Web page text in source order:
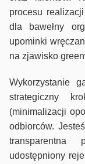
procesu
dla bawełny
upominki
na zjawisko
Wykorzystanie
strategiczny
(minimalizacji
odbiorców.
transparentna
udostępniony